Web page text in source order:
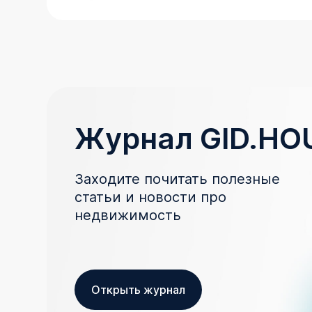
Журнал
Заходите почитать полезные
статьи и новости про
недвижимость
Открыть журнал